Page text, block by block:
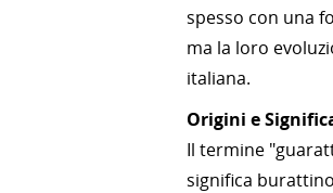
spesso con una
ma la loro
italiana.
Origini e
Il termine
significa